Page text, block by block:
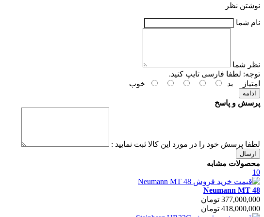
نوشتن نظر
نام شما
نظر شما
توجه: لطفا فارسی تایپ کنید.
امتیاز
بد خوب
ادامه
پرسش و پاسخ
لطفا پرسش خود را در مورد این کالا ثبت نمایید :
ارسال
محصولات مشابه
10
Neumann MT 48
377,000,000 تومان
418,000,000 تومان